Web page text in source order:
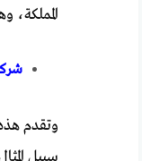
وتقدم
سبيل